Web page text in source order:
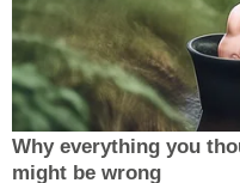
Why everything you
might be wrong